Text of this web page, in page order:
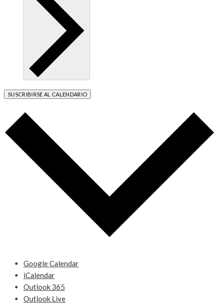
SUSCRIBIRSE AL CALENDARIO
Google Calendar
iCalendar
Outlook 365
Outlook Live